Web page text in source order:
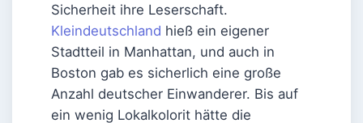
Sicherheit ihre Leserschaft.
Kleindeutschland hieß ein eigener
Stadtteil in Manhattan, und auch in
Boston gab es sicherlich eine große
Anzahl deutscher Einwanderer. Bis auf
ein wenig Lokalkolorit hätte die